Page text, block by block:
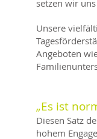
setzen wir
Unsere
Angeboten
„Es ist
Diesen Satz
hohem